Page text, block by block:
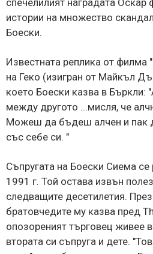
истории на множество
Боески.
Известната реплика от филма
на Геко (изигран от Майкъл
което Боески казва в Бъркли:
между другото ...мисля, че
Можеш да бъдеш алчен и пак
със себе си. "
Съпругата на Боески Сиема
1991 г. Той остава извън
следващите десетилетия.
братовчедите му казва пред
опозореният търговец живее
втората си съпруга и дете.